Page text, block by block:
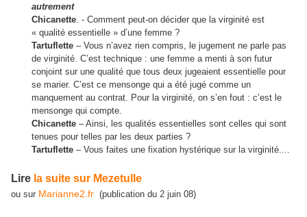
autrement
Chicanette. - Comment peut-on décider que la virginité est
« qualité essentielle » d’une femme ?
Tartuflette – Vous n’avez rien compris, le jugement ne parle pas
de virginité. C’est technique : une femme a menti à son futur
conjoint sur une qualité que tous deux jugeaient essentielle pour
se marier. C’est ce mensonge qui a été jugé comme un
manquement au contrat. Pour la virginité, on s’en fout : c’est le
mensonge qui compte.
Chicanette – Ainsi, les qualités essentielles sont celles qui sont
tenues pour telles par les deux parties ?
Tartuflette – Vous faites une fixation hystérique sur la virginité....
Lire la suite sur Mezetulle
ou sur Marianne2.fr (publication du 2 juin 08)